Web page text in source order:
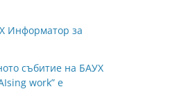
Информатор за
събитие на БАУХ
work” е